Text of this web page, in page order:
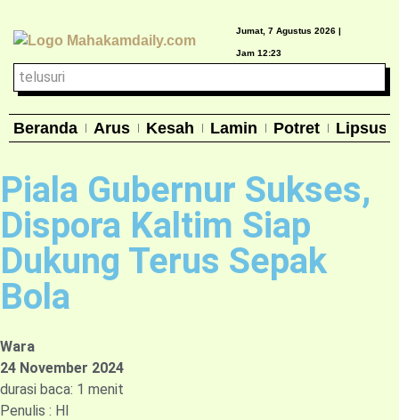
Jumat, 7 Agustus 2026 |
Jam 12:23
Beranda Arus Kesah Lamin Potret Lipsus
Piala Gubernur Sukses,
Dispora Kaltim Siap
Dukung Terus Sepak
Bola
Wara
24 November 2024
durasi baca: 1 menit
Penulis : HI